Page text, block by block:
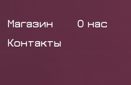
Магазин О нас
Контакты